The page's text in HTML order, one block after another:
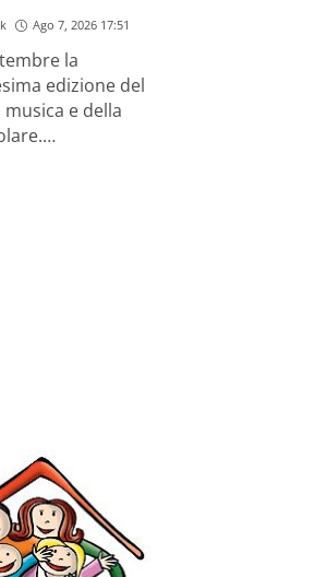
Ago 7, 2026 17:51
la
edizione del
e della